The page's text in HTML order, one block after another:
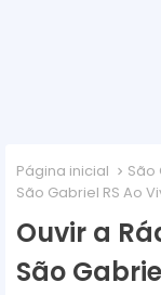
Página inicial São
São Gabriel RS Ao
Ouvir a
São